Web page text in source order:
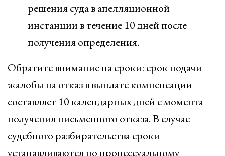
решения суда в апелляционной
инстанции в течение 10 дней после
получения определения.
Обратите внимание на сроки: срок подачи
жалобы на отказ в выплате компенсации
составляет 10 календарных дней с момента
получения письменного отказа. В случае
судебного разбирательства сроки
устанавливаются по процессуальному